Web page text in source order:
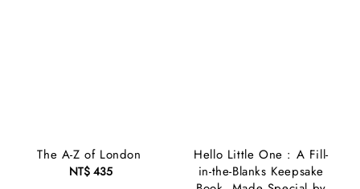
The A-Z of London
Regular
NT$ 435
Hello Little One : A Fill-
in-the-Blanks Keepsake